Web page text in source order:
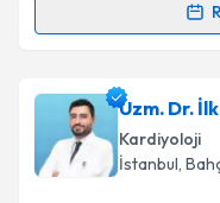
almanız için bir
bilgilendireceğiz.
E-posta Adresiniz
Uzm. Dr.
Kardiyoloji
İstanbul,